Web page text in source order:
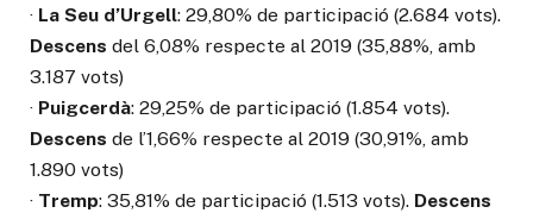
· La Seu d’Urgell: 29,80% de participació (2.684 vots).
Descens del 6,08% respecte al 2019 (35,88%, amb
3.187 vots)
· Puigcerdà: 29,25% de participació (1.854 vots).
Descens de l’1,66% respecte al 2019 (30,91%, amb
1.890 vots)
· Tremp: 35,81% de participació (1.513 vots). Descens